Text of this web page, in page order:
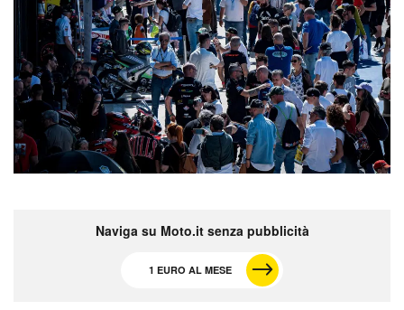
Naviga su Moto.it senza pubblicità
1 EURO AL MESE